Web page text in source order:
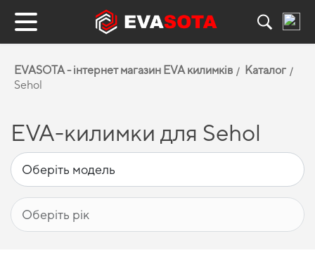
EVASOTA - інтернет магазин EVA килимків
Каталог
Sehol
EVA-килимки для Sehol